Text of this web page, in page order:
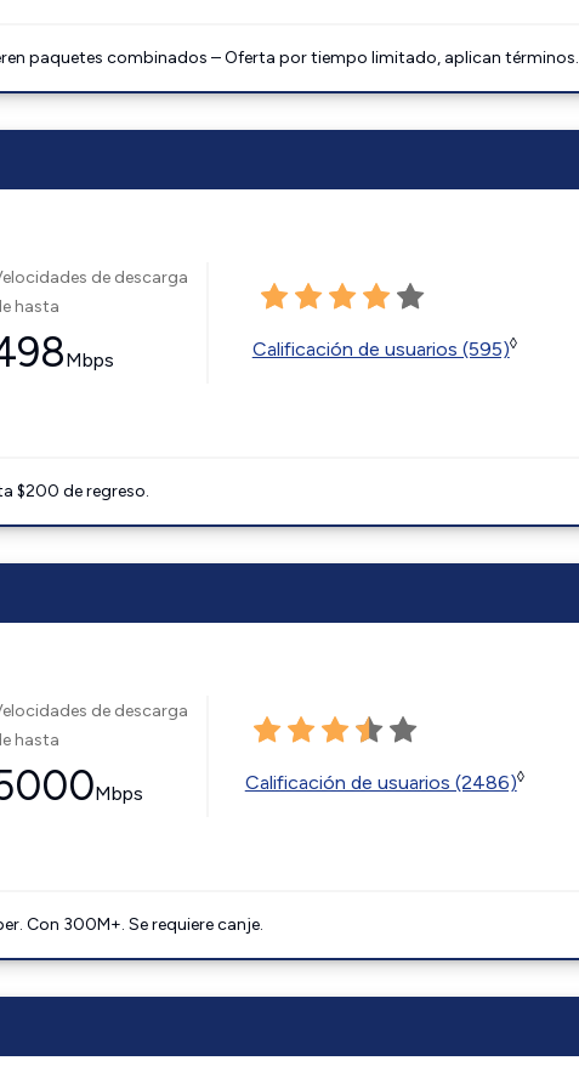
paquetes combinados – Oferta por tiempo limitado, aplican términos.
de descarga
hasta
Mbps Calificación de usuarios (595)◊
$200 de regreso.
de descarga
hasta
Mbps Calificación de usuarios (2486)◊
Con 300M+. Se requiere canje.